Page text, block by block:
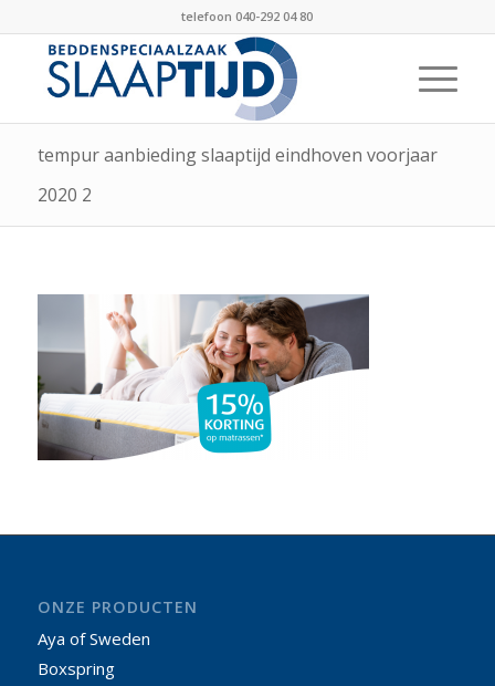
telefoon 040-292 04 80
tempur aanbieding slaaptijd eindhoven voorjaar
2020 2
ONZE PRODUCTEN
Aya of Sweden
Boxspring